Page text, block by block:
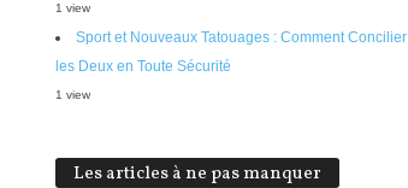
1 view
Sport et Nouveaux Tatouages : Comment Concilier
les Deux en Toute Sécurité
1 view
Les articles à ne pas manquer